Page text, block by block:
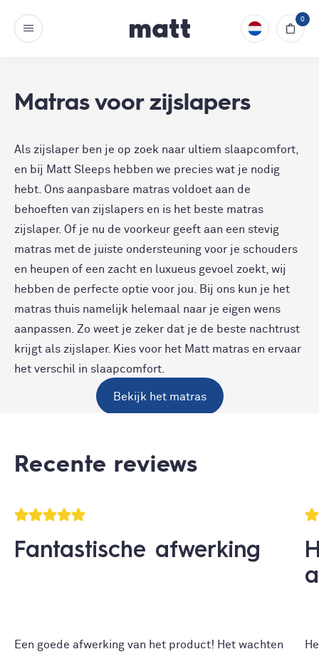
0
Matras voor zijslapers
Als zijslaper ben je op zoek naar ultiem slaapcomfort,
en bij Matt Sleeps hebben we precies wat je nodig
hebt. Ons aanpasbare matras voldoet aan de
behoeften van zijslapers en is het beste matras
zijslaper. Of je nu de voorkeur geeft aan een stevig
matras met de juiste ondersteuning voor je schouders
en heupen of een zacht en luxueus gevoel zoekt, wij
hebben de perfecte optie voor jou. Bij ons kun je het
matras thuis namelijk helemaal naar je eigen wens
aanpassen. Zo weet je zeker dat je de beste nachtrust
krijgt als zijslaper. Kies voor het Matt matras en ervaar
het verschil in slaapcomfort.
Bekijk het matras
Recente reviews
Fantastische afwerking
Een goede afwerking van het product! Het wachten